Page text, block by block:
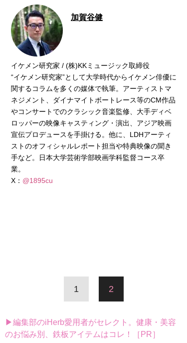
加賀谷健
イケメン研究家 / (株)KKミュージック取締役
“イケメン研究家”として大学時代からイケメン俳優に
関するコラムを多くの媒体で執筆。アーティストマ
ネジメント、ダイナマイトボートレース等のCM作品
やコンサートでのクラシック音楽監修、大手ディベ
ロッパーの映像キャスティング・演出、アジア映画
宣伝プロデュースを手掛ける。他に、LDHアーティ
ストのオフィシャルレポート担当や特典映像の聞き
手など。日本大学芸術学部映画学科監督コース卒
業。
X： @1895cu
1 2
▶編集部のiHerb愛用者がセレクト。健康・美容
のお悩み別、鉄板アイテムはコレ！［PR］